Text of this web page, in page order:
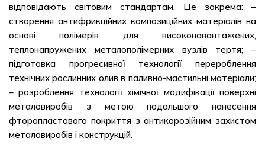
відповідають світовим стандартам. Це зокрема: –
створення антифрикційних композиційних матеріалів на
основі полімерів для високонавантажених,
теплонапружених металополімерних вузлів тертя; –
підготовка прогресивної технології перероблення
технічних рослинних олив в паливно-мастильні матеріали;
– розроблення технології хімічної модифікації поверхні
металовиробів з метою подальшого нанесення
фторопластового покриття з антикорозійним захистом
металовиробів і конструкцій.